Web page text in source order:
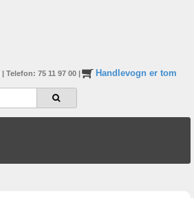
| Telefon: 75 11 97 00 | Handlevogn er tom